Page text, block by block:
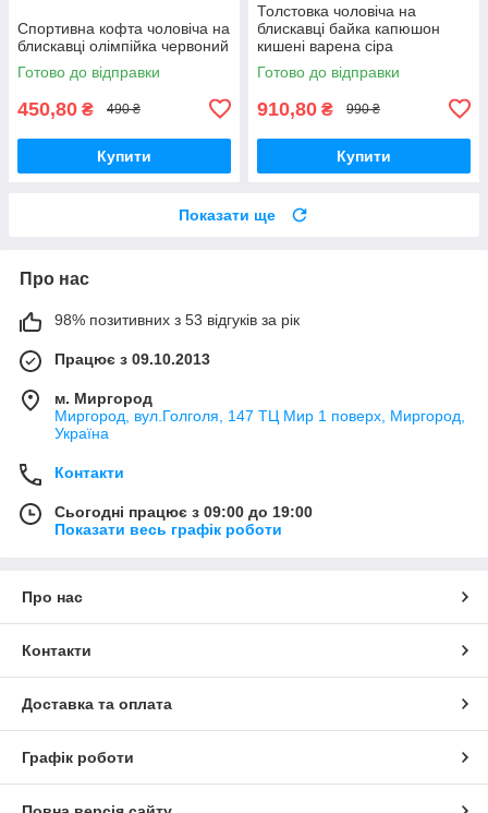
Спортивна кофта чоловіча на
блискавці олімпійка червоний
Готово до відправки
450,80 ₴ 490 ₴
Купити
Толстовка чоловіча на
блискавці байка капюшон
кишені варена сіра
Готово до відправки
910,80 ₴ 990 ₴
Купити
Показати ще
Про нас
98% позитивних з 53 відгуків за рік
Працює з 09.10.2013
м. Миргород
Миргород, вул.Голголя, 147 ТЦ Мир 1 поверх, Миргород,
Україна
Контакти
Сьогодні працює з 09:00 до 19:00
Показати весь графік роботи
Про нас
Контакти
Доставка та оплата
Графік роботи